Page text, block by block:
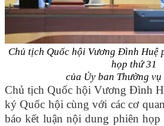
Chủ tịch Quốc hội Vương Đình Huệ
họp thứ 31
của Ủy ban Thường
Chủ tịch Quốc hội Vương Đình
ký Quốc hội cùng với các cơ
báo kết luận nội dung phiên họp